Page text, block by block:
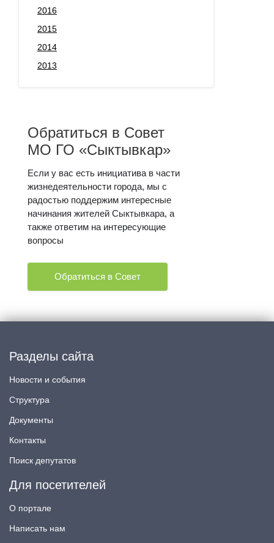
2016
2015
2014
2013
Обратиться в Совет
МО ГО «Сыктывкар»
Если у вас есть инициатива в части
жизнедеятельности города, мы с
радостью поддержим интересные
начинания жителей Сыктывкара, а
также ответим на интересующие
вопросы
Обратиться в Совет
Разделы сайта
Новости и события
Структура
Документы
Контакты
Поиск депутатов
Для посетителей
О портале
Написать нам